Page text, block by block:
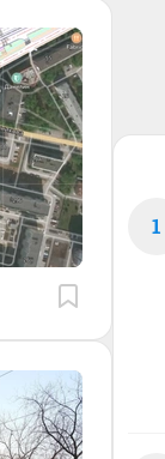
1